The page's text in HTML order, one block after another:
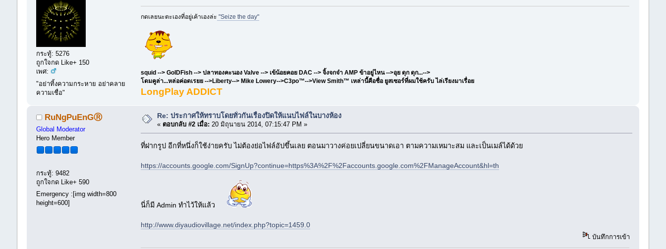
กระทู้: 5276
ถูกใจกด Like+ 150
เพศ:
"อย่าทิ้งความกระหาย อย่าคลาย
ความเชื่อ"
กดเลยนะตะเองที่อยู่เค้าเองล่ะ "Seize the day"
squid --> GolDFish --> ปลาทองคะนอง Valve --> เข้น้อยคอย DAC --> จิ้งจกจ๋า AMP ข้าอยู่ไหน -->อุย ดุก ดุก...-->
โดมคูล่า...หล่อค่อดเรยย -->Liberty--> Mike Lowery-->C3po™-->View Smith™ เหล่านี้คือชื่อ ยูสเซอร์ที่ผมใช้ครับ ไล่เรียงมาเรื่อย
LongPlay ADDICT
RuNgPuEnGⓇ
Global Moderator
Hero Member
กระทู้: 9482
ถูกใจกด Like+ 590
Emergency :[img width=800
height=600]
Re: ประกาศให้ทราบโดยทั่วกันเรื่องปิดให้แนบไฟล์ในบางห้อง
« ตอบกลับ #2 เมื่อ: 20 มิถุนายน 2014, 07:15:47 PM »
ที่ฝากรูป อีกที่หนึ่งก็ใช้ง่ายครับ ไม่ต้องย่อไฟล์อัปขึ้นเลย ตอนมาวางค่อยเปลี่ยนขนาดเอา ตามความเหมาะสม และเป็นเมล์ได้ด้วย
https://accounts.google.com/SignUp?continue=https%3A%2F%2Faccounts.google.com%2FManageAccount&hl=th
นี่ก็มี Admin ทำไว้ให้แล้ว
http://www.diyaudiovillage.net/index.php?topic=1459.0
บันทึกการเข้า